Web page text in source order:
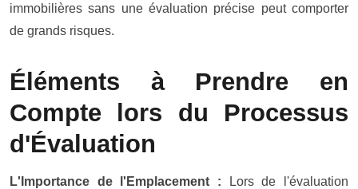
immobilières sans une évaluation précise peut comporter
de grands risques.
Éléments à Prendre en
Compte lors du Processus
d'Évaluation
L'Importance de l'Emplacement : Lors de l'évaluation